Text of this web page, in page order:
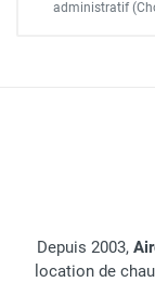
administratif
Depuis 2003,
location de